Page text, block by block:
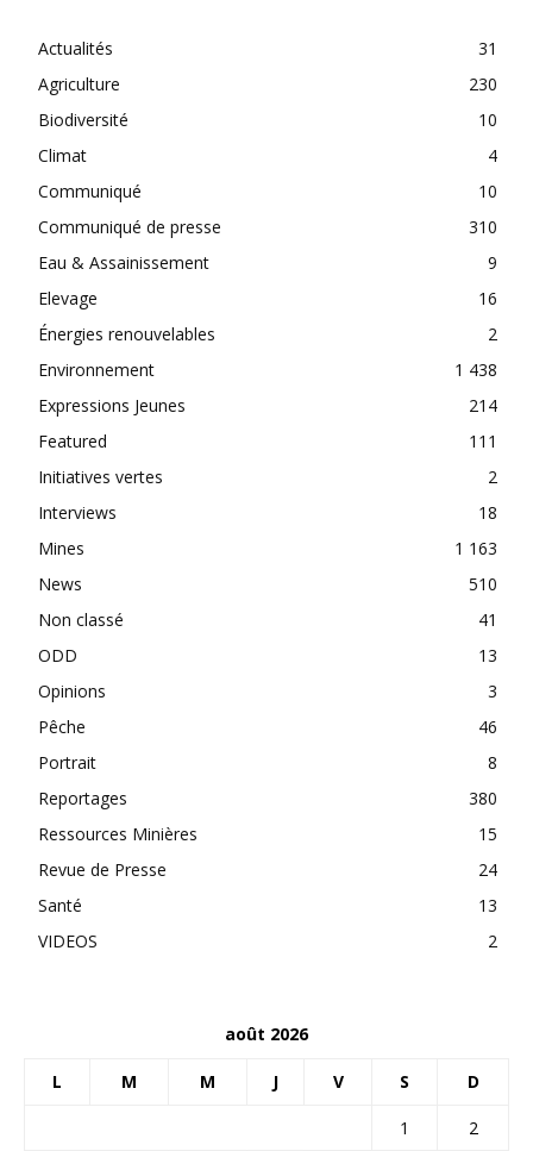
Actualités
31
Agriculture
230
Biodiversité
10
Climat
4
Communiqué
10
Communiqué de presse
310
Eau & Assainissement
9
Elevage
16
Énergies renouvelables
2
Environnement
1 438
Expressions Jeunes
214
Featured
111
Initiatives vertes
2
Interviews
18
Mines
1 163
News
510
Non classé
41
ODD
13
Opinions
3
Pêche
46
Portrait
8
Reportages
380
Ressources Minières
15
Revue de Presse
24
Santé
13
VIDEOS
2
août 2026
L M M J V S D
1
2